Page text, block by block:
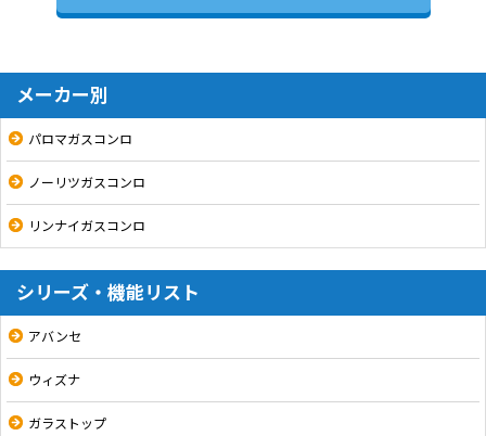
メーカー別
パロマガスコンロ
ノーリツガスコンロ
リンナイガスコンロ
シリーズ・機能リスト
アバンセ
ウィズナ
ガラストップ